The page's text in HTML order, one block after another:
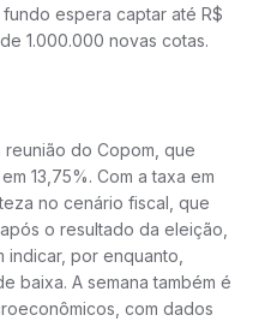
espera captar até R$
1.000.000 novas cotas.
reunião do Copom, que
13,75%. Com a taxa em
no cenário fiscal, que
o resultado da eleição,
indicar, por enquanto,
baixa. A semana também é
com dados